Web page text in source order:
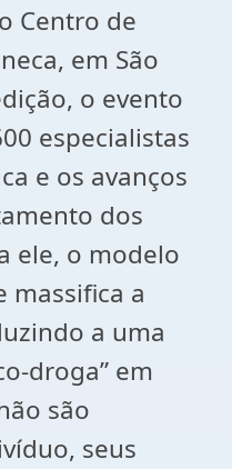
Centro de
em São
o evento
especialistas
e os avanços
dos
ele, o modelo
massifica a
a uma
droga” em
são
seus